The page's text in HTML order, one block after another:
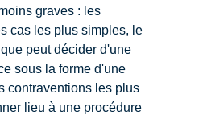
graves : les
cas les plus simples, le
peut décider d'une
sous la forme d'une
contraventions les plus
lieu à une procédure